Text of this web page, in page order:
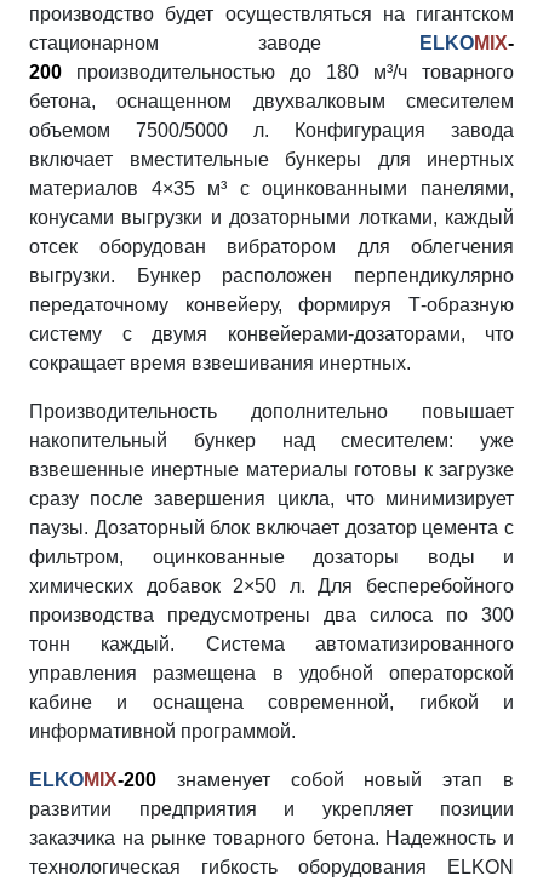
производство будет осуществляться на гигантском
стационарном заводе
ELKOMIX-
200 производительностью до 180 м³/ч товарного
бетона, оснащенном двухвалковым смесителем
объемом 7500/5000 л. Конфигурация завода
включает вместительные бункеры для инертных
материалов 4×35 м³ с оцинкованными панелями,
конусами выгрузки и дозаторными лотками, каждый
отсек оборудован вибратором для облегчения
выгрузки. Бункер расположен перпендикулярно
передаточному конвейеру, формируя Т-образную
систему с двумя конвейерами-дозаторами, что
сокращает время взвешивания инертных.
Производительность дополнительно повышает
накопительный бункер над смесителем: уже
взвешенные инертные материалы готовы к загрузке
сразу после завершения цикла, что минимизирует
паузы. Дозаторный блок включает дозатор цемента с
фильтром, оцинкованные дозаторы воды и
химических добавок 2×50 л. Для бесперебойного
производства предусмотрены два силоса по 300
тонн каждый. Система автоматизированного
управления размещена в удобной операторской
кабине и оснащена современной, гибкой и
информативной программой.
ELKOMIX-200 знаменует собой новый этап в
развитии предприятия и укрепляет позиции
заказчика на рынке товарного бетона. Надежность и
технологическая гибкость оборудования ELKON